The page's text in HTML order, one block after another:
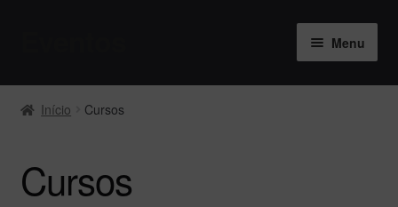
Menu
Início
Carrinho
Início Cursos
Cursos